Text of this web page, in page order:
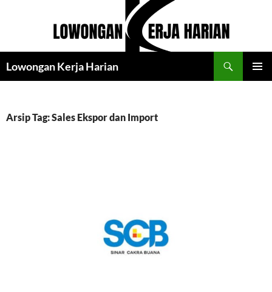
Lowongan Kerja Harian
Arsip Tag: Sales Ekspor dan Import